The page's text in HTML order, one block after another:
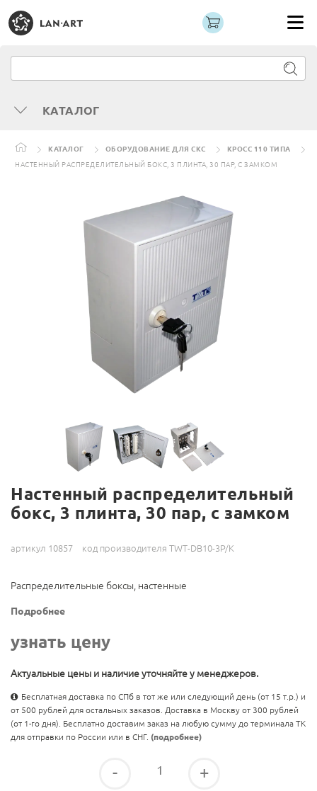
КАТАЛОГ
КАТАЛОГ ОБОРУДОВАНИЕ ДЛЯ СКС
КРОСС 110 ТИПА
НАСТЕННЫЙ РАСПРЕДЕЛИТЕЛЬНЫЙ БОКС, 3 ПЛИНТА, 30 ПАР, С ЗАМКОМ
Настенный распределительный
бокс, 3 плинта, 30 пар, с замком
артикул 10857 код производителя TWT-DB10-3P/K
Распределительные боксы, настенные
Подробнее
узнать цену
Актуальные цены и наличие уточняйте у менеджеров.
Бесплатная доставка по СПб в тот же или следующий день (от 15 т.р.) и
от 500 рублей для остальных заказов. Доставка в Москву от 300 рублей
(от 1-го дня). Бесплатно доставим заказ на любую сумму до терминала ТК
для отправки по России или в СНГ. (подробнее)
- +